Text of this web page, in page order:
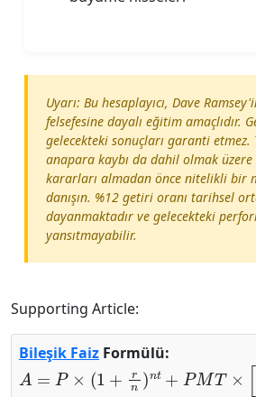
Uyarı: Bu hesaplayıcı, Dave
felsefesine dayalı eğitim amaçlıdır.
gelecekteki sonuçları garanti etmez.
anapara kaybı da dahil olmak üzere
kararları almadan önce nitelikli bir
danışın. %12 getiri oranı tarihsel
dayanmaktadır ve gelecekteki
yansıtmayabilir.
Supporting Article:
Bileşik Faiz Formülü:
A=P×(1+rn) nt+PMT [(1 +r t